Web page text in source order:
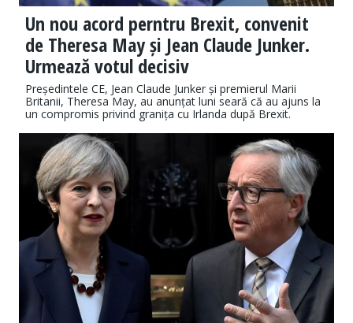
Un nou acord perntru Brexit, convenit
de Theresa May și Jean Claude Junker.
Urmează votul decisiv
Președintele CE, Jean Claude Junker și premierul Marii
Britanii, Theresa May, au anunțat luni seară că au ajuns la
un compromis privind granița cu Irlanda după Brexit.